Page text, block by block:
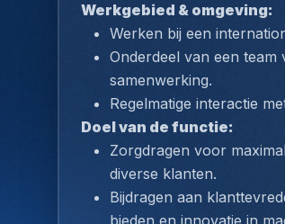
Werkgebied & omgeving:
Werken bij een
Onderdeel van een
samenwerking.
Regelmatige interactie
Doel van de functie:
Zorgdragen voor
diverse klanten.
Bijdragen aan